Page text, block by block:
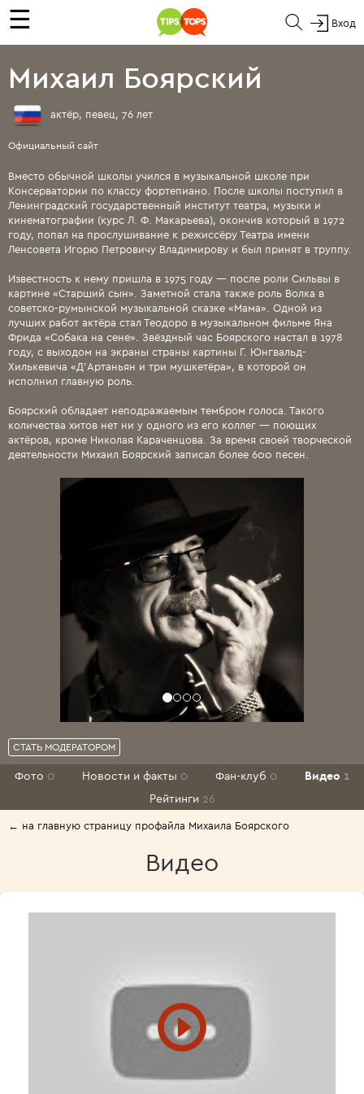
☰ Вход
Михаил Боярский
актёр, певец, 76 лет
Официальный сайт
Вместо обычной школы учился в музыкальной школе при
Консерватории по классу фортепиано. После школы поступил в
Ленинградский государственный институт театра, музыки и
кинематографии (курс Л. Ф. Макарьева), окончив который в 1972
году, попал на прослушивание к режиссёру Театра имени
Ленсовета Игорю Петровичу Владимирову и был принят в труппу.
Известность к нему пришла в 1975 году — после роли Сильвы в
картине «Старший сын». Заметной стала также роль Волка в
советско-румынской музыкальной сказке «Мама». Одной из
лучших работ актёра стал Теодоро в музыкальном фильме Яна
Фрида «Собака на сене». Звёздный час Боярского настал в 1978
году, с выходом на экраны страны картины Г. Юнгвальд-
Хилькевича «Д’Артаньян и три мушкетёра», в которой он
исполнил главную роль.
Боярский обладает неподражаемым тембром голоса. Такого
количества хитов нет ни у одного из его коллег — поющих
актёров, кроме Николая Караченцова. За время своей творческой
деятельности Михаил Боярский записал более 600 песен.
СТАТЬ МОДЕРАТОРОМ
Фото 0 Новости и факты 0 Фан-клуб 0 Видео 1
Рейтинги 26
← на главную страницу профайла Михаила Боярского
Видео